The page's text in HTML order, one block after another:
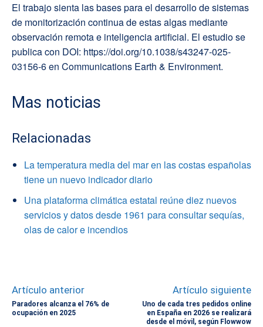
El trabajo sienta las bases para el desarrollo de sistemas
de monitorización continua de estas algas mediante
observación remota e inteligencia artificial. El estudio se
publica con DOI: https://doi.org/10.1038/s43247-025-
03156-6 en Communications Earth & Environment.
Mas noticias
Relacionadas
La temperatura media del mar en las costas españolas
tiene un nuevo indicador diario
Una plataforma climática estatal reúne diez nuevos
servicios y datos desde 1961 para consultar sequías,
olas de calor e incendios
Artículo anterior
Paradores alcanza el 76% de
ocupación en 2025
Artículo siguiente
Uno de cada tres pedidos online
en España en 2026 se realizará
desde el móvil, según Flowwow